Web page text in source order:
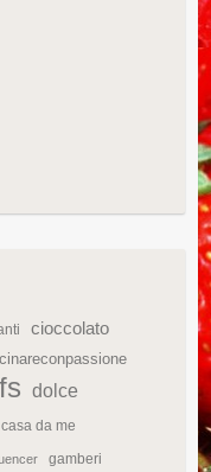
cioccolato
dolce
da me
gamberi